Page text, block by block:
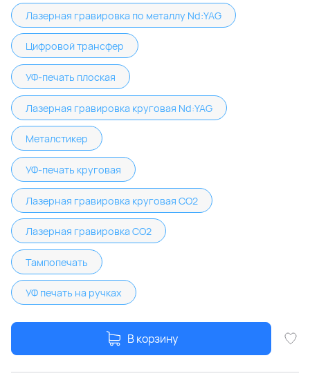
Лазерная гравировка по металлу Nd:YAG
Цифровой трансфер
УФ-печать плоская
Лазерная гравировка круговая Nd:YAG
Металстикер
УФ-печать круговая
Лазерная гравировка круговая CO2
Лазерная гравировка CO2
Тампопечать
УФ печать на ручках
В корзину